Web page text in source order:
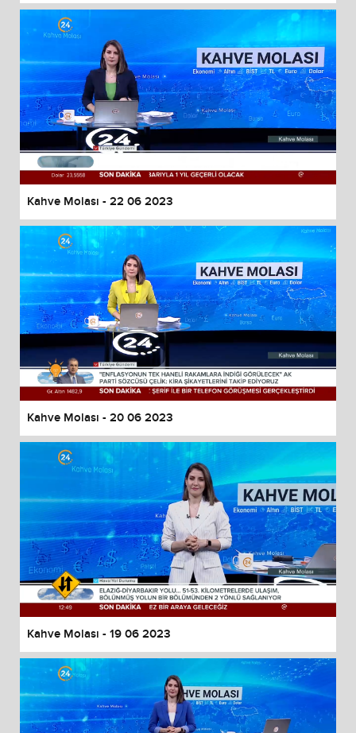
Kahve Molası - 22 06 2023
Kahve Molası - 20 06 2023
Kahve Molası - 19 06 2023